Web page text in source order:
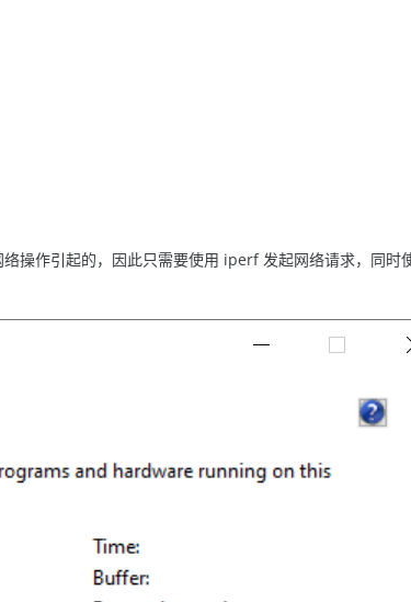
操作引起的，因此只需要使用 iperf 发起网络请求，同时